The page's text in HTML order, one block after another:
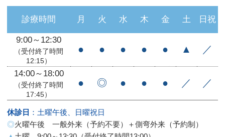
診療時間 月 火 水 木 金 土 日祝
9:00～12:30
（受付終了時間
12:15）
● ● ● ● ● ▲ ／
14:00～18:00
（受付終了時間
17:45）
● ◎ ● ● ● ／ ／
休診日 ：土曜午後、日曜祝日
◎火曜午後 一般外来（予約不要）＋側弯外来（予約制）